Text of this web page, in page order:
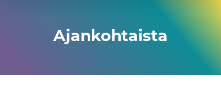
Ajankohtaista